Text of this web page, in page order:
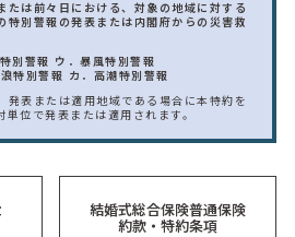
たは前々日における、対象の地域に対する
特別警報の発表または内閣府からの災害救
別警報 ウ．暴風特別警報
特別警報 カ．高潮特別警報
発表または適用地域である場合に本特約を
位で発表または適用されます。
結婚式総合保険普通保険
約款・特約条項